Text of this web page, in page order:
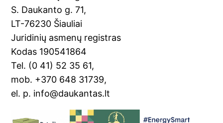
o
k
a
n
sl
at
e
S. Daukanto g. 71,
LT-76230 Šiauliai
Juridinių asmenų registras
Kodas 190541864
Tel. (0 41) 52 35 61,
mob. +370 648 31739,
el. p. info@daukantas.lt